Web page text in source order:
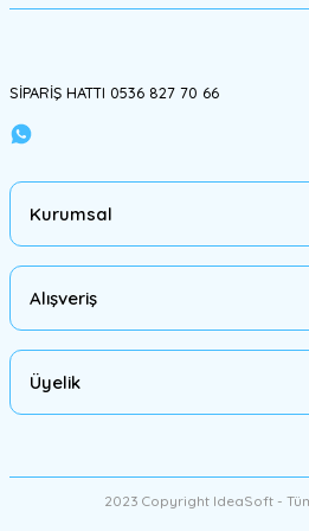
SİPARİŞ HATTI 0536 827 70 66
Kurumsal
Alışveriş
Üyelik
2023 Copyright IdeaSoft -